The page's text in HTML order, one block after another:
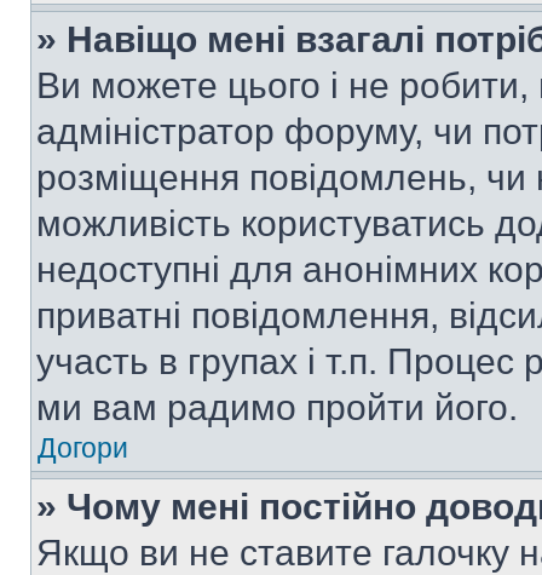
» Навіщо мені взагалі
Ви можете цього і не робити,
адміністратор форуму, чи
розміщення повідомлень, чи
можливість користуватись
недоступні для анонімних
приватні повідомлення,
участь в групах і т.п. Процес
ми вам радимо пройти його.
Догори
» Чому мені постійно
Якщо ви не ставите галочку